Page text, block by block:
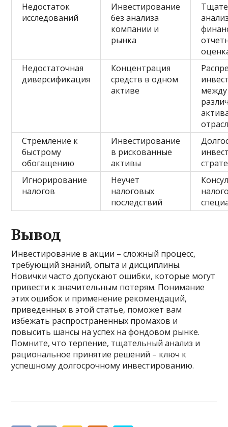
Недостаток
исследований
Инвестирование
без анализа
компании и
рынка
Недостаточная
диверсификация
Концентрация
средств в одном
активе
между
Стремление к
быстрому
обогащению
Инвестирование
в рискованные
активы
Игнорирование
налогов
Неучет
налоговых
последствий
Вывод
Инвестирование в акции – сложный процесс,
требующий знаний, опыта и дисциплины.
Новички часто допускают ошибки, которые могут
привести к значительным потерям. Понимание
этих ошибок и применение рекомендаций,
приведенных в этой статье, поможет вам
избежать распространенных промахов и
повысить шансы на успех на фондовом рынке.
Помните, что терпение, тщательный анализ и
рациональное принятие решений – ключ к
успешному долгосрочному инвестированию.